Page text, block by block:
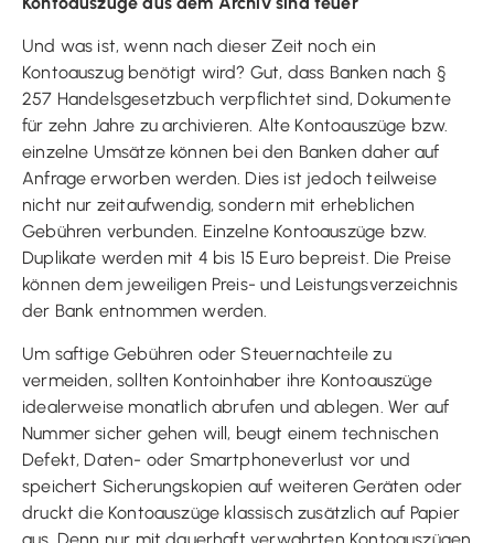
Und was ist, wenn nach dieser Zeit noch ein
Kontoauszug benötigt wird? Gut, dass Banken nach §
257 Handelsgesetzbuch verpflichtet sind, Dokumente
für zehn Jahre zu archivieren. Alte Kontoauszüge bzw.
einzelne Umsätze können bei den Banken daher auf
Anfrage erworben werden. Dies ist jedoch teilweise
nicht nur zeitaufwendig, sondern mit erheblichen
Gebühren verbunden. Einzelne Kontoauszüge bzw.
Duplikate werden mit 4 bis 15 Euro bepreist. Die Preise
können dem jeweiligen Preis- und Leistungsverzeichnis
der Bank entnommen werden.
Um saftige Gebühren oder Steuernachteile zu
vermeiden, sollten Kontoinhaber ihre Kontoauszüge
idealerweise monatlich abrufen und ablegen. Wer auf
Nummer sicher gehen will, beugt einem technischen
Defekt, Daten- oder Smartphoneverlust vor und
speichert Sicherungskopien auf weiteren Geräten oder
druckt die Kontoauszüge klassisch zusätzlich auf Papier
aus. Denn nur mit dauerhaft verwahrten Kontoauszügen